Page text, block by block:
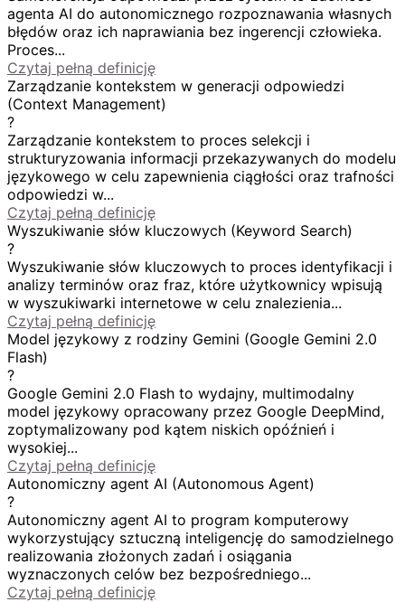
agenta AI do autonomicznego rozpoznawania własnych
błędów oraz ich naprawiania bez ingerencji człowieka.
Proces...
Czytaj pełną definicję
Zarządzanie kontekstem w generacji odpowiedzi
(Context Management)
?
Zarządzanie kontekstem to proces selekcji i
strukturyzowania informacji przekazywanych do modelu
językowego w celu zapewnienia ciągłości oraz trafności
odpowiedzi w...
Czytaj pełną definicję
Wyszukiwanie słów kluczowych (Keyword Search)
?
Wyszukiwanie słów kluczowych to proces identyfikacji i
analizy terminów oraz fraz, które użytkownicy wpisują
w wyszukiwarki internetowe w celu znalezienia...
Czytaj pełną definicję
Model językowy z rodziny Gemini (Google Gemini 2.0
Flash)
?
Google Gemini 2.0 Flash to wydajny, multimodalny
model językowy opracowany przez Google DeepMind,
zoptymalizowany pod kątem niskich opóźnień i
wysokiej...
Czytaj pełną definicję
Autonomiczny agent AI (Autonomous Agent)
?
Autonomiczny agent AI to program komputerowy
wykorzystujący sztuczną inteligencję do samodzielnego
realizowania złożonych zadań i osiągania
wyznaczonych celów bez bezpośredniego...
Czytaj pełną definicję